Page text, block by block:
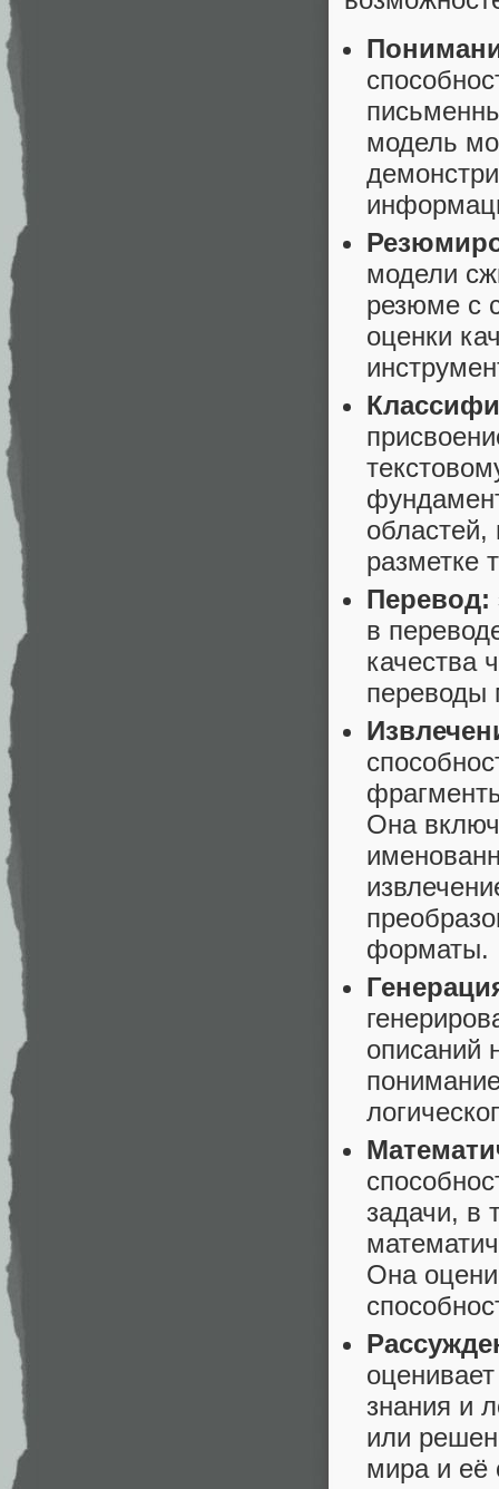
модель
модели
резюме с
оценки
областей,
разметке
Перевод:
в
качества
переводы
Она
форматы.
описаний
задачи, в
Она
знания и
или
мира и её